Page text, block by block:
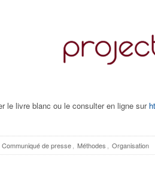
le livre blanc ou le consulter en ligne sur
Communiqué de presse Méthodes Organisation